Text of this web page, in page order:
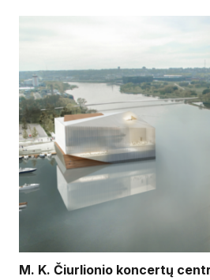
M. K. Čiurlionio koncertų